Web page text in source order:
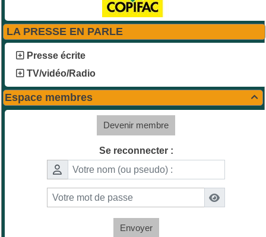
LA PRESSE EN PARLE
Presse écrite
TV/vidéo/Radio

Espace membres
Devenir membre
Se reconnecter :
Envoyer